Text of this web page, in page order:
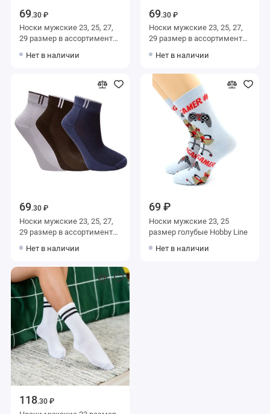
69.30 ₽
Носки мужские 23, 25, 27,
29 размер в ассортименте
Нет в наличии
69.30 ₽
Носки мужские 23, 25, 27,
29 размер в ассортименте
Нет в наличии
69.30 ₽
Носки мужские 23, 25, 27,
29 размер в ассортименте
Нет в наличии
69 ₽
Носки мужские 23, 25
размер голубые Hobby Line
Нет в наличии
118.30 ₽